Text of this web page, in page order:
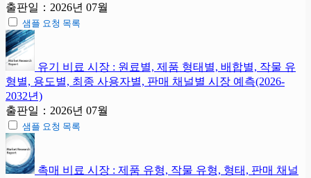
출판일：2026년 07월
샘플 요청 목록
유기 비료 시장 : 원료별, 제품 형태별, 배합별, 작물 유
형별, 용도별, 최종 사용자별, 판매 채널별 시장 예측(2026-
2032년)
출판일：2026년 07월
샘플 요청 목록
촉매 비료 시장 : 제품 유형, 작물 유형, 형태, 판매 채널